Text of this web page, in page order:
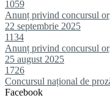
1059
Anunț privind concursul
22 septembrie 2025
1134
Anunț privind concursul
25 august 2025
1726
Concursul național de
Facebook